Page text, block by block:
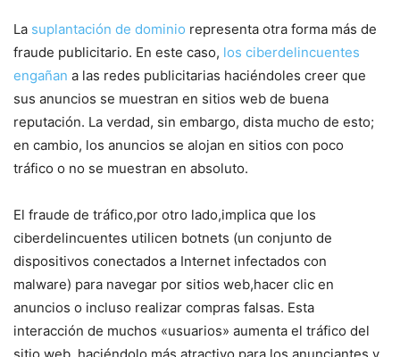
La suplantación de dominio representa otra forma más de
fraude publicitario. En este ‌caso, los ciberdelincuentes
engañan ⁢a las⁢ redes publicitarias haciéndoles creer que
sus anuncios se muestran en sitios web de buena
reputación. ⁢La verdad, sin embargo,​ dista mucho de ⁤esto;
⁤en cambio, ‍los anuncios se ‌alojan en sitios con⁢ poco
tráfico o no se muestran en‌ absoluto.
El fraude de tráfico,por otro lado,implica ‍que los
⁣ciberdelincuentes utilicen botnets (un conjunto ⁤de
dispositivos​ conectados a Internet infectados con
malware) ⁣para‍ navegar por sitios web,hacer clic ‍en
anuncios o incluso realizar ‌compras falsas. Esta
interacción de ​muchos «usuarios» aumenta el tráfico del